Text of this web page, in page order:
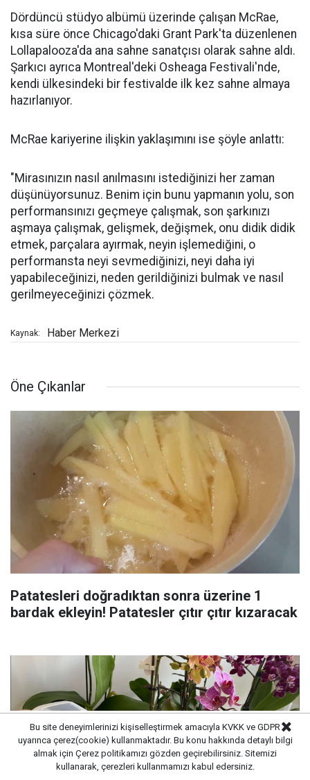
Dördüncü stüdyo albümü üzerinde çalışan McRae,
kısa süre önce Chicago'daki Grant Park'ta düzenlenen
Lollapalooza'da ana sahne sanatçısı olarak sahne aldı.
Şarkıcı ayrıca Montreal'deki Osheaga Festivali'nde,
kendi ülkesindeki bir festivalde ilk kez sahne almaya
hazırlanıyor.
McRae kariyerine ilişkin yaklaşımını ise şöyle anlattı:
"Mirasınızın nasıl anılmasını istediğinizi her zaman
düşünüyorsunuz. Benim için bunu yapmanın yolu, son
performansınızı geçmeye çalışmak, son şarkınızı
aşmaya çalışmak, gelişmek, değişmek, onu didik didik
etmek, parçalara ayırmak, neyin işlemediğini, o
performansta neyi sevmediğinizi, neyi daha iyi
yapabileceğinizi, neden gerildiğinizi bulmak ve nasıl
gerilmeyeceğinizi çözmek.
Kaynak: Haber Merkezi
Öne Çıkanlar
Patatesleri doğradıktan sonra üzerine 1
bardak ekleyin! Patatesler çıtır çıtır kızaracak
Bu site deneyimlerinizi kişiselleştirmek amacıyla KVKK ve GDPR
uyarınca çerez(cookie) kullanmaktadır. Bu konu hakkında detaylı bilgi
almak için Çerez politikamızı gözden geçirebilirsiniz. Sitemizi
kullanarak, çerezleri kullanmamızı kabul edersiniz.